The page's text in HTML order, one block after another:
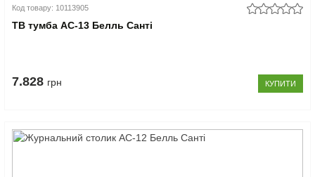
Код товару: 10113905
ТВ тумба АС-13 Белль Санті
7.828 грн КУПИТИ